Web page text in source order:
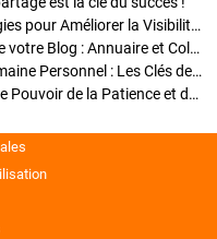
Optimisation SEO des Articles : Stratégies pour Améliorer la Visibilité de Votre Blog
Stratégies pour améliorer la visibilité de votre Blog : Annuaire et Collaborations
Pourquoi Investir dans un Nom de Domaine Personnel : Les Clés de la Réussite de Votre Blog
Comment Faire Émerger Votre Blog : Le Pouvoir de la Patience et de la Persévérance